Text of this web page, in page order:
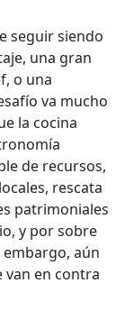
seguir siendo
una gran
o una
va mucho
la cocina
de recursos,
rescata
patrimoniales
y por sobre
aún
van en contra